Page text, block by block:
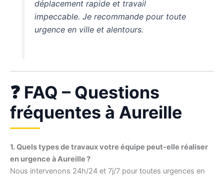
déplacement rapide et travail
impeccable. Je recommande pour toute
urgence en ville et alentours.
❓ FAQ – Questions
fréquentes à Aureille
1. Quels types de travaux votre équipe peut-elle réaliser
en urgence à Aureille ?
Nous intervenons 24h/24 et 7j/7 pour toutes urgences en